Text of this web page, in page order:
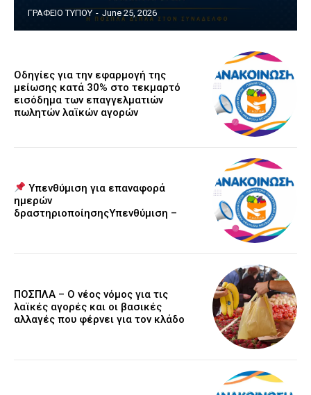
ΓΡΑΦΕΙΟ ΤΥΠΟΥ - June 25, 2026
Οδηγίες για την εφαρμογή της
μείωσης κατά 30% στο τεκμαρτό
εισόδημα των επαγγελματιών
πωλητών λαϊκών αγορών
Υπενθύμιση για επαναφορά
ημερών
δραστηριοποίησηςΥπενθύμιση –
ΠΟΣΠΛΑ – Ο νέος νόμος για τις
λαϊκές αγορές και οι βασικές
αλλαγές που φέρνει για τον κλάδο